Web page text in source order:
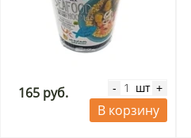
165 руб. - шт +
В корзину